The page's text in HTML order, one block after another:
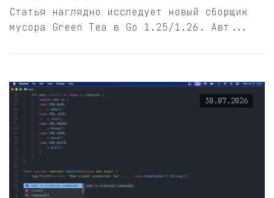
Статья наглядно исследует новый сборщик
мусора Green Tea в Go 1.25/1.26. Авт...
30.07.2026